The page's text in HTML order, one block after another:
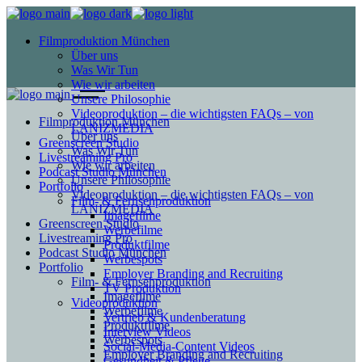
Filmproduktion München
Über uns
Was Wir Tun
Wie wir arbeiten
Unsere Philosophie
Videoproduktion – die wichtigsten FAQs – von
LANIZMEDIA
Greenscreen Studio
Livestreaming Pro
Podcast Studio München
Portfolio
Film- & Fernsehproduktion
Imagefilme
Werbefilme
Produktfilme
Werbespots
Employer Branding and Recruiting
TV Produktion
Videoproduktion
Vertrieb & Kundenberatung
Interview Videos
Social-Media-Content Videos
Filmproduktion München
Über uns
Was Wir Tun
Wie wir arbeiten
Unsere Philosophie
Videoproduktion – die wichtigsten FAQs – von
LANIZMEDIA
Greenscreen Studio
Livestreaming Pro
Podcast Studio München
Portfolio
Film- & Fernsehproduktion
Imagefilme
Werbefilme
Produktfilme
Werbespots
Employer Branding and Recruiting